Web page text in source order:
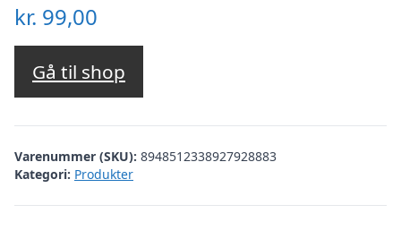
kr. 99,00
Gå til shop
Varenummer (SKU): 8948512338927928883
Kategori: Produkter